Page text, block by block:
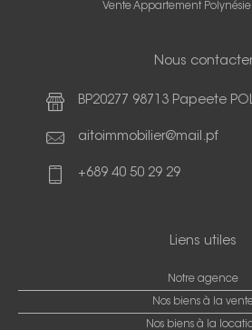
Vente Appartement
Nous contacter
BP20277 98713 Papeete
aitoimmobilier@mail.pf
+689 40 50 29 29
Liens utiles
Notre agence
Nos biens à la
Nos biens à la